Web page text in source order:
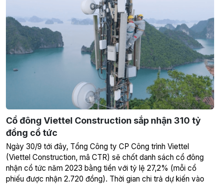
Cổ đông Viettel Construction sắp nhận 310 tỷ
đồng cổ tức
Ngày 30/9 tới đây, Tổng Công ty CP Công trình Viettel
(Viettel Construction, mã CTR) sẽ chốt danh sách cổ đông
nhận cổ tức năm 2023 bằng tiền với tỷ lệ 27,2% (mỗi cổ
phiếu được nhận 2.720 đồng). Thời gian chi trả dự kiến vào